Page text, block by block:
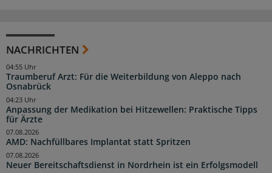
NACHRICHTEN
Traumberuf Arzt: Für die Weiterbildung von Aleppo nach
Osnabrück
04:55 Uhr
Anpassung der Medikation bei Hitzewellen: Praktische Tipps
für Ärzte
04:23 Uhr
AMD: Nachfüllbares Implantat statt Spritzen
07.08.2026
Neuer Bereitschaftsdienst in Nordrhein ist ein Erfolgsmodell
07.08.2026